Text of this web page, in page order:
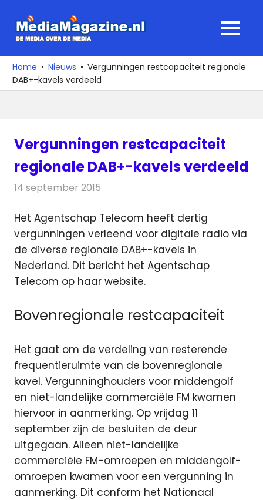
naar
media
over
de
MENU
Home Nieuws
Vergunningen restcapaciteit regionale
DAB+-kavels verdeeld
Vergunningen restcapaciteit
regionale DAB+-kavels verdeeld
14 september 2015
Het Agentschap Telecom heeft dertig
vergunningen verleend voor digitale radio via
de diverse regionale DAB+-kavels in
Nederland. Dit bericht het Agentschap
Telecom op haar website.
Bovenregionale restcapaciteit
Het gaat om de verdeling van resterende
frequentieruimte van de bovenregionale
kavel. Vergunninghouders voor middengolf
en niet-landelijke commerciële FM kwamen
hiervoor in aanmerking. Op vrijdag 11
september zijn de besluiten de deur
uitgegaan. Alleen niet-landelijke
commerciële FM-omroepen en middengolf-
omroepen kwamen voor een vergunning in
aanmerking. Dit conform het Nationaal